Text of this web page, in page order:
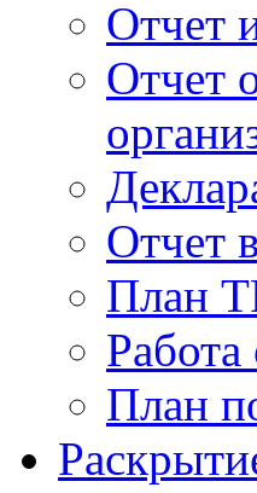
Отчет
Отчет
Отчет
План
План